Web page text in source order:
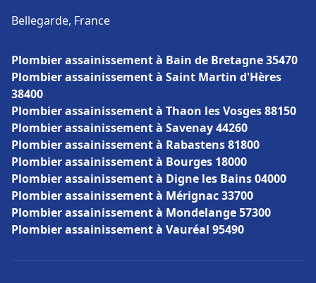
Bellegarde, France
Plombier assainissement à Bain de Bretagne 35470
Plombier assainissement à Saint Martin d'Hères
38400
Plombier assainissement à Thaon les Vosges 88150
Plombier assainissement à Savenay 44260
Plombier assainissement à Rabastens 81800
Plombier assainissement à Bourges 18000
Plombier assainissement à Digne les Bains 04000
Plombier assainissement à Mérignac 33700
Plombier assainissement à Mondelange 57300
Plombier assainissement à Vauréal 95490